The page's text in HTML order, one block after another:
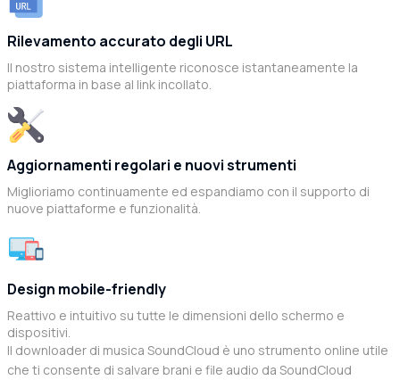
Rilevamento accurato degli URL
Il nostro sistema intelligente riconosce istantaneamente la
piattaforma in base al link incollato.
Aggiornamenti regolari e nuovi strumenti
Miglioriamo continuamente ed espandiamo con il supporto di
nuove piattaforme e funzionalità.
Design mobile-friendly
Reattivo e intuitivo su tutte le dimensioni dello schermo e
dispositivi.
Il downloader di musica SoundCloud è uno strumento online utile
che ti consente di salvare brani e file audio da SoundCloud